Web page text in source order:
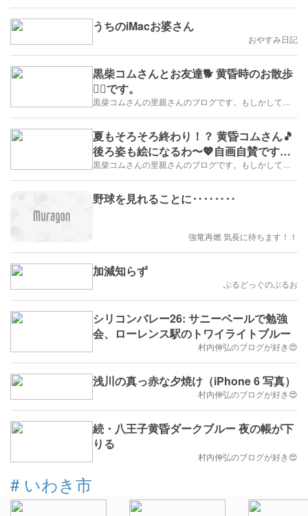
うちのiMacお婆さん
おやすみ日記
黒柴コムさんとお友達🐕 黄昏時のお散歩
🚶‍♂️です。
夏もそろそろ終わり！？ 黄昏コムさん🎵
後ろ姿も絵になるわ〜💖自画自賛ですい
ません(^_^;)
野球を見れることに‥‥‥‥
強竜再燃 気長に待ちます！！
加減知らず
ぶるどっぐのぶるお
シリコンバレー26: サニーベールで勉強
会、ローレンス駅のトワイライトブルー
村内伸弘のブログが好き😍
浅川の真っ赤な夕焼け（iPhone 6 写真）
村内伸弘のブログが好き😍
続・八王子黄昏ダークブルー 夜の帳が下
りる
村内伸弘のブログが好き😍
# いわき市